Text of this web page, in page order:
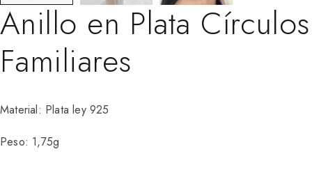
Anillo en Plata Círculos
Familiares
Material: Plata ley 925
Peso: 1,75g